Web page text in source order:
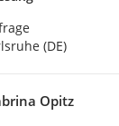
(DE)
Opitz